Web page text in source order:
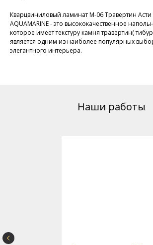
Кварцвиниловый ламинат M-06 Травертин Асти
AQUAMARINE - это высококачественное
которое имеет текстуру камня травертин(
является одним из наиболее популярных
элегантного интерьера.
Наши работы